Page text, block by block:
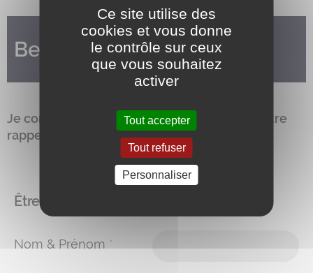
Besoin d'en savoir plus ?
Je complète le formulaireci-dessous pour être
rappelé par un conseiller.
Être recontacté
Nom & Prénom *
Ce site utilise des
cookies et vous donne
le contrôle sur ceux
que vous souhaitez
activer
Tout accepter
Tout refuser
Personnaliser